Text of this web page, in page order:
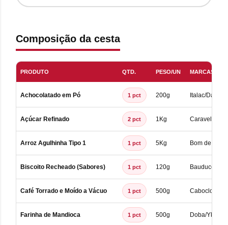
Composição da cesta
PRODUTO QTD. PESO/UN MARCAS
Achocolatado em Pó 1 pct 200g Italac/Da
Açúcar Refinado 2 pct 1Kg Caravelas/
Arroz Agulhinha Tipo 1 1 pct 5Kg Bom de
Biscoito Recheado (Sabores) 1 pct 120g Bauducco/
Café Torrado e Moído a Vácuo 1 pct 500g Caboclo/
Farinha de Mandioca 1 pct 500g Doba/Yka/